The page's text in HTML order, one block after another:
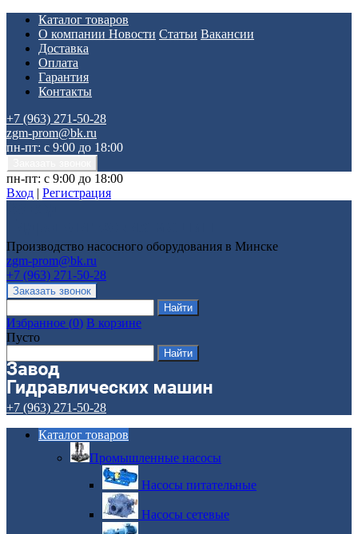
Каталог товаров
О компании Новости Статьи Вакансии
Доставка
Оплата
Гарантия
Контакты
+7 (963) 271-50-28
zgm-prom@bk.ru
пн-пт: с 9:00 до 18:00
пн-пт: с 9:00 до 18:00
Вход | Регистрация
Производство насосного оборудования в Минске
zgm-prom@bk.ru
+7 (963) 271-50-28
Избранное (0) В корзине
Пусто
+7 (963) 271-50-28
Каталог товаров
Промышленные насосы
Насосы питательные
Насосы сетевые